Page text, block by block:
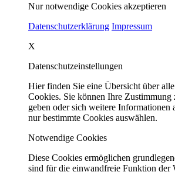
Nur notwendige Cookies akzeptieren
Datenschutzerklärung Impressum
X
Datenschutzeinstellungen
Hier finden Sie eine Übersicht über
Cookies. Sie können Ihre Zustimmung
geben oder sich weitere Informationen
nur bestimmte Cookies auswählen.
Notwendige Cookies
Diese Cookies ermöglichen
sind für die einwandfreie Funktion der